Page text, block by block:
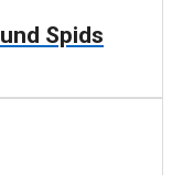
Spids